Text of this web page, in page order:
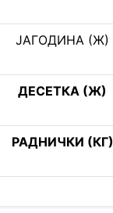
ЈАГОДИНА (Ж)
ДЕСЕТКА (Ж)
РАДНИЧКИ (КГ)